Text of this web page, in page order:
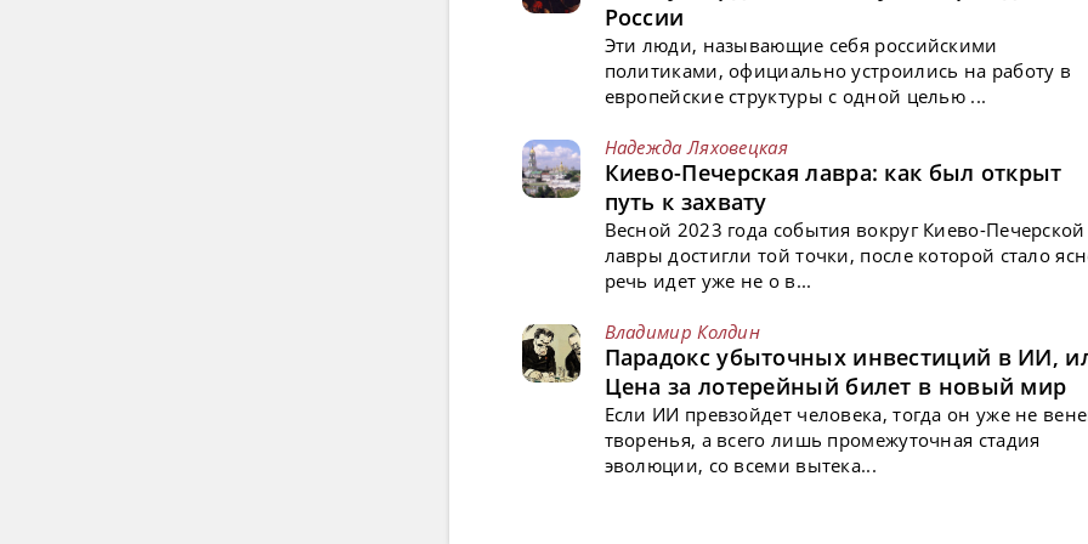
России
Эти люди, называющие себя российскими
политиками, официально устроились на работу в
европейские структуры с одной целью ...
Надежда Ляховецкая
Киево-Печерская лавра: как был открыт
путь к захвату
Весной 2023 года события вокруг Киево-Печерской
лавры достигли той точки, после которой стало
речь идет уже не о в...
Владимир Колдин
Парадокс убыточных инвестиций в ИИ,
Цена за лотерейный билет в новый мир
Если ИИ превзойдет человека, тогда он уже не
творенья, а всего лишь промежуточная стадия
эволюции, со всеми вытека...